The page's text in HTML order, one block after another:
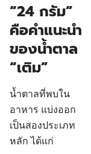
“24 กรัม”
คือคำแนะนำ
ของน้ำตาล
“เติม”
น้ำตาลที่พบใน
อาหาร แบ่งออก
เป็นสองประเภท
หลัก ได้แก่